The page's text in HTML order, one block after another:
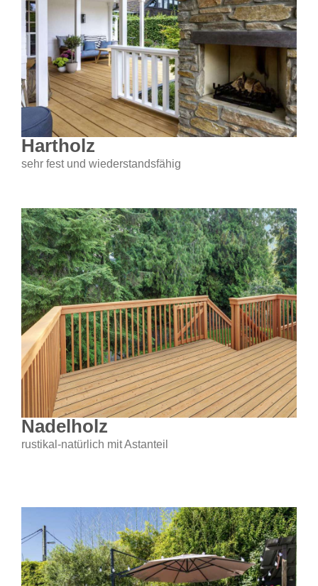
Hartholz
sehr fest und wiederstandsfähig
Nadelholz
rustikal-natürlich mit Astanteil